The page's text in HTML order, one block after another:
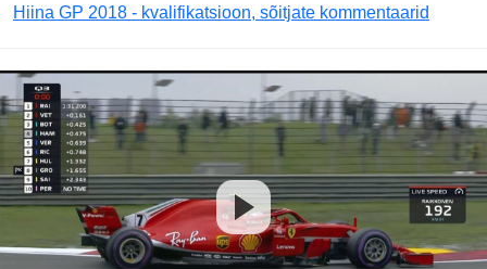
Hiina GP 2018 - kvalifikatsioon, sõitjate kommentaarid